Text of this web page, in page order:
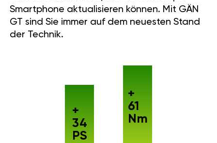
Smartphone aktualisieren können. Mit GÄN
GT sind Sie immer auf dem neuesten Stand
der Technik.
+
34
PS
+
61
Nm